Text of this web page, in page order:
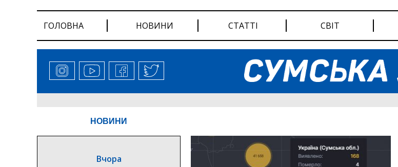
ГОЛОВНА НОВИНИ СТАТТІ СВІТ
НОВИНИ
Вчора